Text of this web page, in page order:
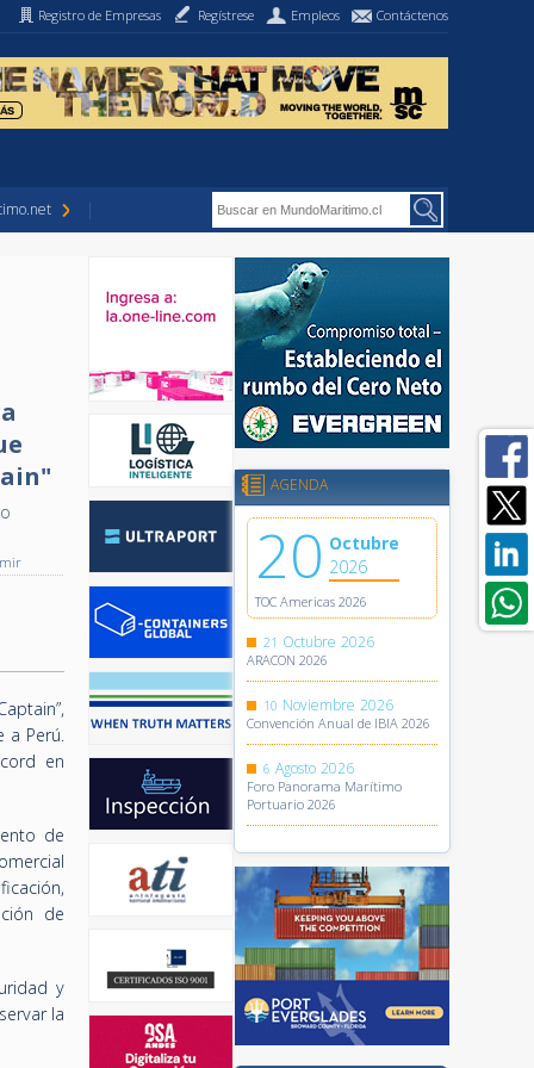
Registro de Empresas Regístrese Empleos Contáctenos
a Perú.
en
de
de
y
la
AGENDA
20 Octubre
2026
TOC Americas 2026
21 Octubre 2026
ARACON 2026
10 Noviembre 2026
Convención Anual de IBIA 2026
6 Agosto 2026
Foro Panorama Marítimo
Portuario 2026